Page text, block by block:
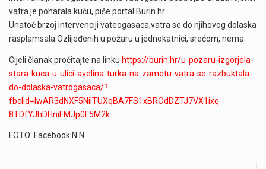
vatra je poharala kuću, piše portal Burin.hr
Unatoč brzoj intervenciji vateogasaca,vatra se do njihovog dolaska
rasplamsala.Ozlijeđenih u požaru u jednokatnici, srećom, nema.
Cijeli članak pročitajte na linku https://burin.hr/u-pozaru-izgorjela-
stara-kuca-u-ulici-avelina-turka-na-zametu-vatra-se-razbuktala-
do-dolaska-vatrogasaca/?
fbclid=IwAR3dNXF5NiITUXqBA7FS1xBROdDZTJ7VX1ixq-
8TDfYJhDHniFMJp0F5M2k
FOTO: Facebook N.N.